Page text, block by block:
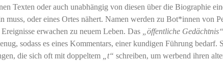
Texten oder auch unabhängig von diesen über die Biographie
muss, oder eines Ortes nähert. Namen werden zu Bot*innen von
erwachen zu neuem Leben. Das „öffentliche Gedächtnis“
sodass es eines Kommentars, einer kundigen Führung bedarf.
die sich oft mit doppeltem „t“ schreiben, um werbend ihren